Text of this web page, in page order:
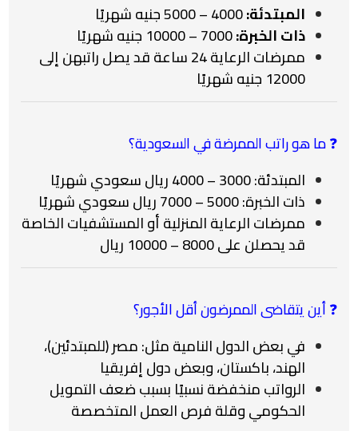
المبتدئة:4000 – 5000 جنيه شهريًا
ذات الخبرة:7000 – 10000 جنيه شهريًا
ممرضات الرعاية 24 ساعة قد يصل راتبهن إلى
12000 جنيه شهريًا
❓ ما هو راتب الممرضة في السعودية؟
المبتدئة: 3000 – 4000 ريال سعودي شهريًا
ذات الخبرة: 5000 – 7000 ريال سعودي شهريًا
ممرضات الرعاية المنزلية أو المستشفيات الخاصة
قد يحصلن على 8000 – 10000 ريال
❓ أين يتقاضى الممرضون أقل الأجور؟
في بعض الدول النامية مثل: مصر (للمبتدئين)،
الهند، باكستان، وبعض دول إفريقيا
الرواتب منخفضة نسبيًا بسبب ضعف التمويل
الحكومي وقلة فرص العمل المتخصصة